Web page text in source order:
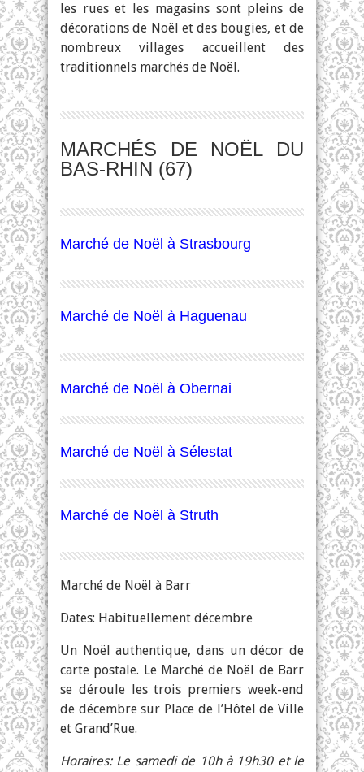
les rues et les magasins sont pleins de
décorations de Noël et des bougies, et de
nombreux villages accueillent des
traditionnels marchés de Noël.
MARCHÉS DE NOËL DU
BAS-RHIN (67)
Marché de Noël à Strasbourg
Marché de Noël à Haguenau
Marché de Noël à Obernai
Marché de Noël à Sélestat
Marché de Noël à Struth
Marché de Noël à Barr
Dates: Habituellement décembre
Un Noël authentique, dans un décor de
carte postale. Le Marché de Noël de Barr
se déroule les trois premiers week-end
de décembre sur Place de l’Hôtel de Ville
et Grand’Rue.
Horaires: Le samedi de 10h à 19h30 et le